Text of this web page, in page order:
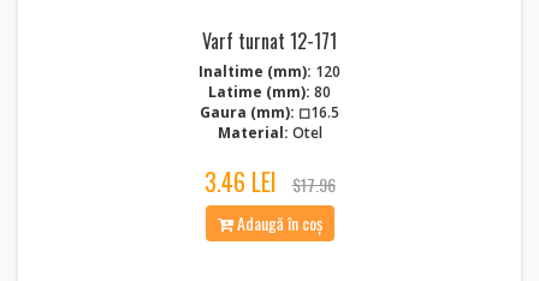
Varf turnat 12-171
Inaltime (mm): 120
Latime (mm): 80
Gaura (mm): ◻16.5
Material: Otel
3.46 LEI
$17.96
Adaugă în coș